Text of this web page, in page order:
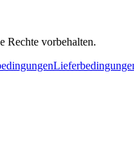
Rechte vorbehalten.